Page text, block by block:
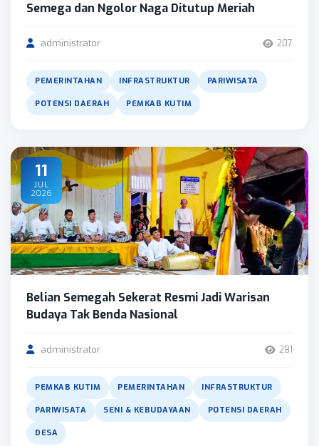
Semega dan Ngolor Naga Ditutup Meriah
administrator 207
PEMERINTAHAN INFRASTRUKTUR PARIWISATA
POTENSI DAERAH PEMKAB KUTIM
11
JUL
2026
Belian Semegah Sekerat Resmi Jadi Warisan
Budaya Tak Benda Nasional
administrator 281
PEMKAB KUTIM PEMERINTAHAN INFRASTRUKTUR
PARIWISATA SENI & KEBUDAYAAN POTENSI DAERAH
DESA